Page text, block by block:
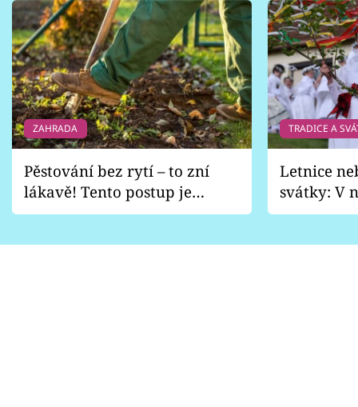
ZAHRADA
Pěstování bez rytí – to zní
lákavě! Tento postup je
vhodný jen pro některé
TRADICE A
Letnice
svátky: V
pondělí